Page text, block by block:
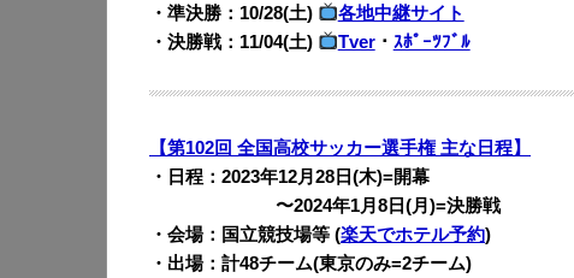
・準決勝：10/28(土)
各地中継サイト
・決勝戦：11/04(土)
Tver・ ｽﾎﾟｰﾂﾌﾞﾙ
【第102回 全国高校サッカー選手権 主な日程】
・日程：2023年12月28日(木)=開幕
〜2024年1月8日(月)=決勝戦
・会場：国立競技場等 (楽天でホテル予約)
・出場：計48チーム(東京のみ=2チーム)